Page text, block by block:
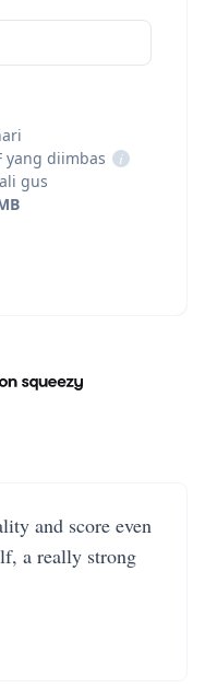
yang diimbas
i
gus
and score even
a really strong